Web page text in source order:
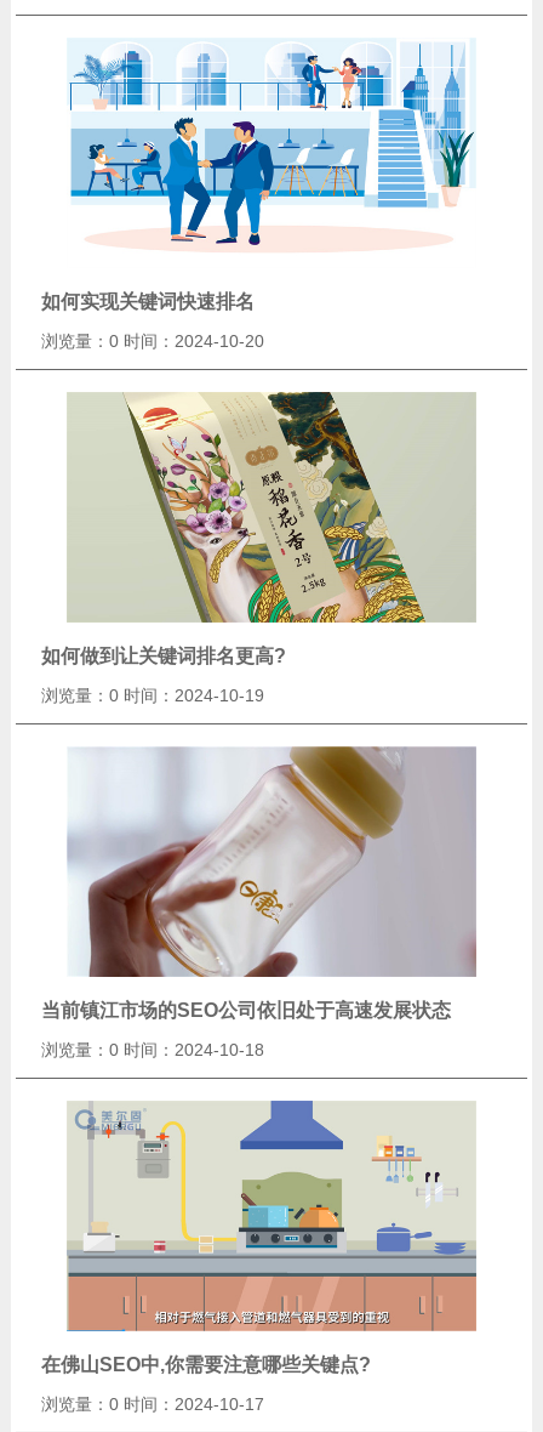
如何实现关键词快速排名
浏览量：0 时间：2024-10-20
如何做到让关键词排名更高?
浏览量：0 时间：2024-10-19
当前镇江市场的SEO公司依旧处于高速发展状态
浏览量：0 时间：2024-10-18
在佛山SEO中,你需要注意哪些关键点?
浏览量：0 时间：2024-10-17